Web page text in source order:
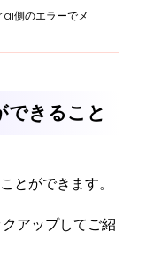
側のエラーでメ
できること
とができます。
アップしてご紹